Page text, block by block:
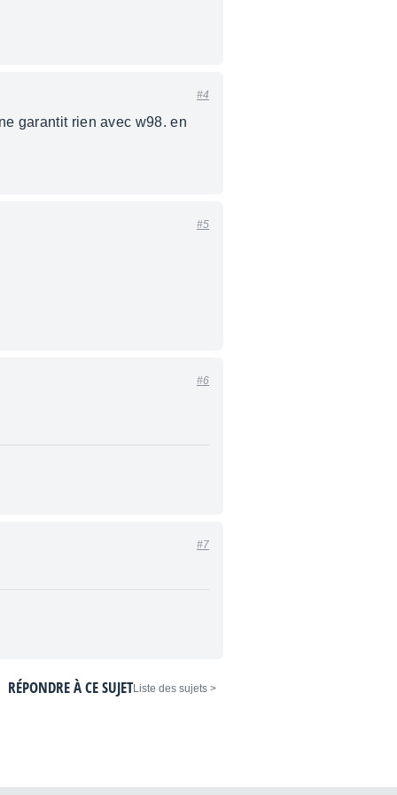
#4
garantit rien avec w98. en
#5
#6
#7
< Liste des sujets
RÉPONDRE À CE SUJET